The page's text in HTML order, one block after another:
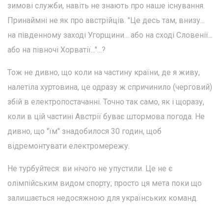
зимові служби, навіть не знають про наше існування.
Принаймні не як про австрійців. "Це десь там, внизу...
на південному заході Угорщини... або на сході Словенії...
або на півночі Хорватії..."...?
Тож не дивно, що коли на частину країни, де я живу,
налетіла хуртовина, це одразу ж спричинило (черговий)
збій в електропостачанні. Точно так само, як і щоразу,
коли в цій частині Австрії буває штормова погода. Не
дивно, що "їм" знадобилося 30 годин, щоб
відремонтувати електромережу.
Не турбуйтеся: ви нічого не упустили. Це не є
олімпійським видом спорту; просто ця мета поки що
залишається недосяжною для українських команд.